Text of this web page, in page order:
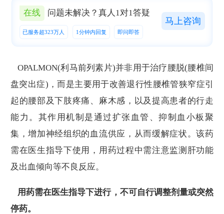
在线 问题未解决？真人1对1答疑
已服务超323万人 1分钟内回复 即问即答
马上咨询
OPALMON(利马前列素片)并非用于治疗腰脱(腰椎间
盘突出症)，而是主要用于改善退行性腰椎管狭窄症引
起的腰部及下肢疼痛、麻木感，以及提高患者的行走
能力。其作用机制是通过扩张血管、抑制血小板聚
集，增加神经组织的血流供应，从而缓解症状。该药
需在医生指导下使用，用药过程中需注意监测肝功能
及出血倾向等不良反应。
用药需在医生指导下进行，不可自行调整剂量或突然
停药。